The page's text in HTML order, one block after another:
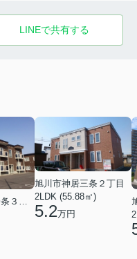
LINEで共有する
旭川市春光台一条３丁目
旭川市神居三条２丁目
2LDK (55.88㎡)
5.2万円